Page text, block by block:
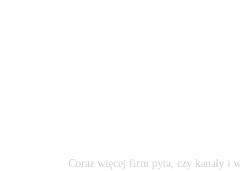
Coraz więcej firm pyta, czy kanały i